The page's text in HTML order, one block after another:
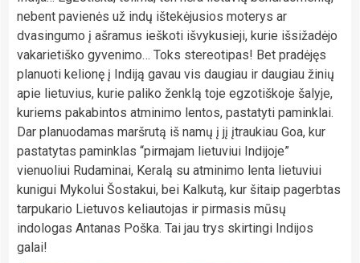
nebent pavienės už indų ištekėjusios moterys ar
dvasingumo į ašramus ieškoti išvykusieji, kurie išsižadėjo
vakarietiško gyvenimo… Toks stereotipas! Bet pradėjęs
planuoti kelionę į Indiją gavau vis daugiau ir daugiau žinių
apie lietuvius, kurie paliko ženklą toje egzotiškoje šalyje,
kuriems pakabintos atminimo lentos, pastatyti paminklai.
Dar planuodamas maršrutą iš namų į jį įtraukiau Goa, kur
pastatytas paminklas “pirmajam lietuviui Indijoje”
vienuoliui Rudaminai, Keralą su atminimo lenta lietuviui
kunigui Mykolui Šostakui, bei Kalkutą, kur šitaip pagerbtas
tarpukario Lietuvos keliautojas ir pirmasis mūsų
indologas Antanas Poška. Tai jau trys skirtingi Indijos
galai!